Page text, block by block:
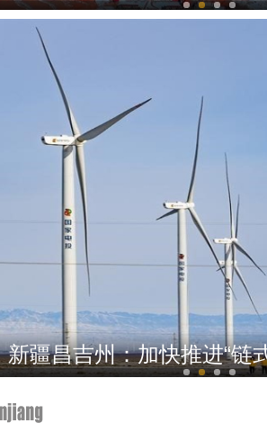
新疆皮山县：教育援疆 让
新疆昌吉州：加快推进“链